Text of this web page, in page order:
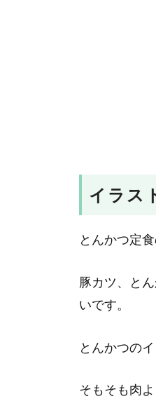
イラス
とんかつ定
豚カツ、と
いです。
とんかつの
そもそも肉